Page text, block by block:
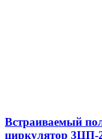
Встраиваемый
циркулятор 3ЦП-